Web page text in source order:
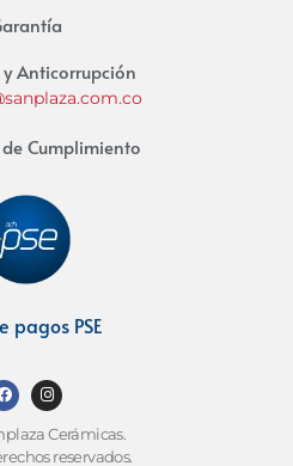
y Anticorrupción
Cumplimiento
pagos PSE
Cerámicas.
reservados.